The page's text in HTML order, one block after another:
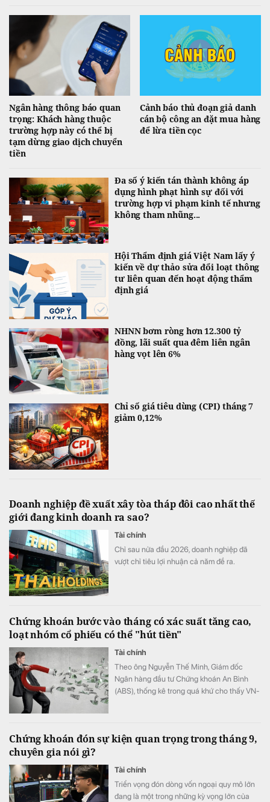
Ngân hàng thông báo quan
trọng: Khách hàng thuộc
trường hợp này có thể bị
tạm dừng giao dịch chuyển
tiền
Cảnh báo thủ đoạn giả danh
cán bộ công an đặt mua hàng
để lừa tiền cọc
Đa số ý kiến tán thành không áp
dụng hình phạt hình sự đối với
trường hợp vi phạm kinh tế nhưng
không tham nhũng...
Hội Thẩm định giá Việt Nam lấy ý
kiến về dự thảo sửa đổi loạt thông
tư liên quan đến hoạt động thẩm
định giá
NHNN bơm ròng hơn 12.300 tỷ
đồng, lãi suất qua đêm liên ngân
hàng vọt lên 6%
Chỉ số giá tiêu dùng (CPI) tháng 7
giảm 0,12%
Doanh nghiệp đề xuất xây tòa tháp đôi cao nhất thế
giới đang kinh doanh ra sao?
Tài chính
Chỉ sau nửa đầu 2026, doanh nghiệp đã
vượt chỉ tiêu lợi nhuận cả năm đề ra.
Chứng khoán bước vào tháng có xác suất tăng cao,
loạt nhóm cổ phiếu có thể "hút tiền"
Tài chính
Theo ông Nguyễn Thế Minh, Giám đốc
Ngân hàng đầu tư Chứng khoán An Bình
(ABS), thống kê trong quá khứ cho thấy VN-
Chứng khoán đón sự kiện quan trọng trong tháng 9,
chuyên gia nói gì?
Tài chính
Triển vọng đón dòng vốn ngoại quy mô lớn
đang là một trong những kỳ vọng lớn của